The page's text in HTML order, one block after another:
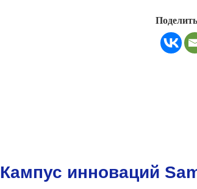
Кампус инноваций